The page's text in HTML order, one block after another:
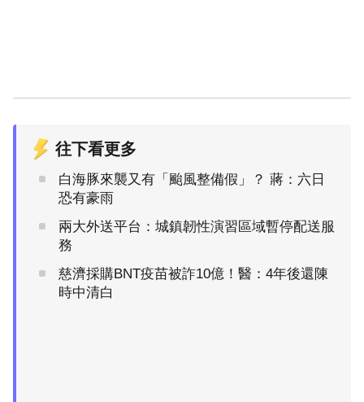
往下看更多
白海豚來襲又有「颱風整備假」？ 蔣：六日
恐有豪雨
兩大外送平台：城鎮韌性演習區域暫停配送服
務
慈濟採購BNT疫苗被詐10億！醫：4年後還陳
時中清白